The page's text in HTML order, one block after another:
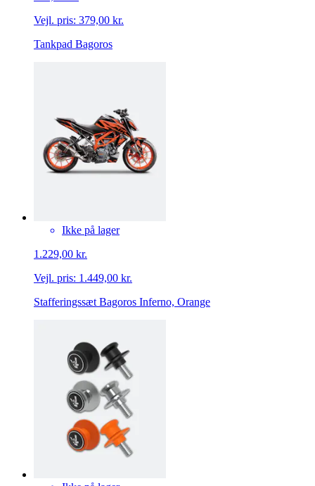
Vejl. pris: 379,00 kr.
Tankpad Bagoros
Ikke på lager
1.229,00 kr.
Vejl. pris: 1.449,00 kr.
Stafferingssæt Bagoros Inferno, Orange